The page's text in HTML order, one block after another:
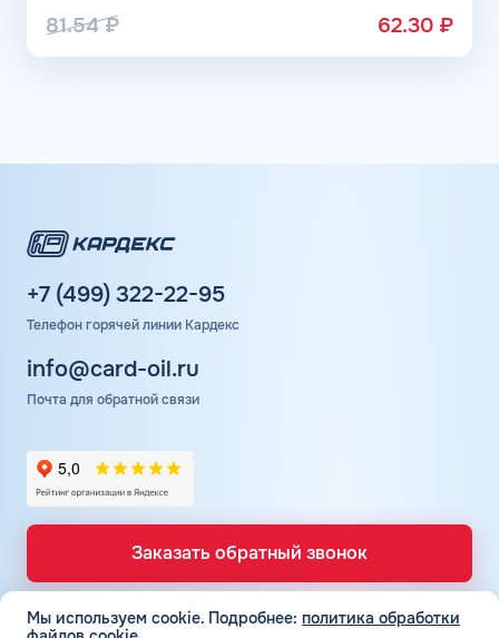
81.54₽ 62.30 ₽
+7 (499) 322-22-95
Телефон горячей линии Кардекс
info@card-oil.ru
Почта для обратной связи
Заказать обратный звонок
Мы используем cookie. Подробнее: политика обработки